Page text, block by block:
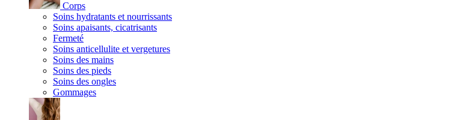
Corps
Soins hydratants et nourrissants
Soins apaisants, cicatrisants
Fermeté
Soins anticellulite et vergetures
Soins des mains
Soins des pieds
Soins des ongles
Gommages